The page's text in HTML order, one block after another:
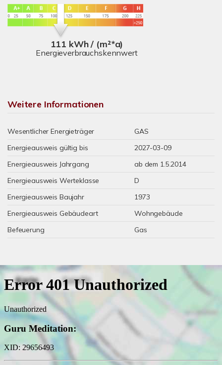
111 kWh / (m²*a)
Energieverbrauchskennwert
Weitere Informationen
Wesentlicher Energieträger
GAS
Energieausweis gültig bis
2027-03-09
Energieausweis Jahrgang
ab dem 1.5.2014
Energieausweis Werteklasse
D
Energieausweis Baujahr
1973
Energieausweis Gebäudeart
Wohngebäude
Befeuerung
Gas